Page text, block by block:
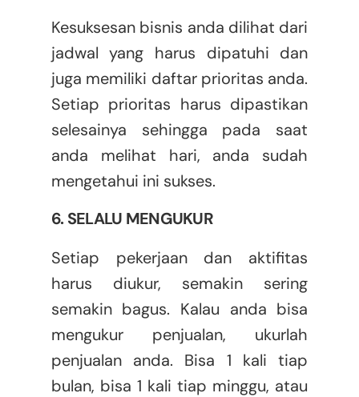
Kesuksesan bisnis anda dilihat dari
jadwal yang harus dipatuhi dan
juga memiliki daftar prioritas anda.
Setiap prioritas harus dipastikan
selesainya sehingga pada saat
anda melihat hari, anda sudah
mengetahui ini sukses.
6. SELALU MENGUKUR
Setiap pekerjaan dan aktifitas
harus diukur, semakin sering
semakin bagus. Kalau anda bisa
mengukur penjualan, ukurlah
penjualan anda. Bisa 1 kali tiap
bulan, bisa 1 kali tiap minggu, atau